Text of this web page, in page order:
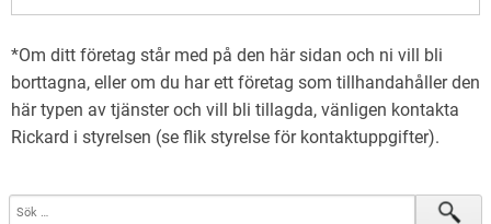
*Om ditt företag står med på den här sidan och ni vill bli
borttagna, eller om du har ett företag som tillhandahåller den
här typen av tjänster och vill bli tillagda, vänligen kontakta
Rickard i styrelsen (se flik styrelse för kontaktuppgifter).